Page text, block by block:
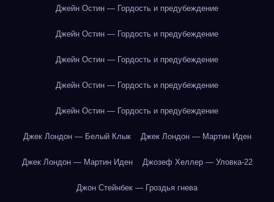
Джейн Остин — Гордость и предубеждение
Джейн Остин — Гордость и предубеждение
Джейн Остин — Гордость и предубеждение
Джейн Остин — Гордость и предубеждение
Джейн Остин — Гордость и предубеждение
Джек Лондон — Белый Клык Джек Лондон — Мартин Иден
Джек Лондон — Мартин Иден Джозеф Хеллер — Уловка-22
Джон Стейнбек — Гроздья гнева